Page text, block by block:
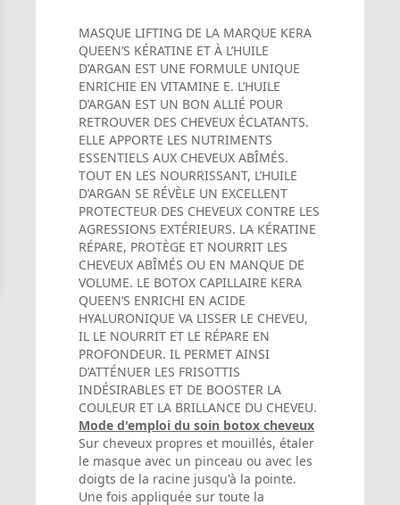
MASQUE LIFTING DE LA MARQUE KERA
QUEEN’S KÉRATINE ET À L’HUILE
D’ARGAN EST UNE FORMULE UNIQUE
ENRICHIE EN VITAMINE E. L’HUILE
D’ARGAN EST UN BON ALLIÉ POUR
RETROUVER DES CHEVEUX ÉCLATANTS.
ELLE APPORTE LES NUTRIMENTS
ESSENTIELS AUX CHEVEUX ABÎMÉS.
TOUT EN LES NOURRISSANT, L’HUILE
D’ARGAN SE RÉVÈLE UN EXCELLENT
PROTECTEUR DES CHEVEUX CONTRE LES
AGRESSIONS EXTÉRIEURS. LA KÉRATINE
RÉPARE, PROTÈGE ET NOURRIT LES
CHEVEUX ABÎMÉS OU EN MANQUE DE
VOLUME. LE BOTOX CAPILLAIRE KERA
QUEEN’S ENRICHI EN ACIDE
HYALURONIQUE VA LISSER LE CHEVEU,
IL LE NOURRIT ET LE RÉPARE EN
PROFONDEUR. IL PERMET AINSI
D’ATTÉNUER LES FRISOTTIS
INDÉSIRABLES ET DE BOOSTER LA
COULEUR ET LA BRILLANCE DU CHEVEU.
Mode d'emploi du soin botox cheveux
Sur cheveux propres et mouillés, étaler
le masque avec un pinceau ou avec les
doigts de la racine jusqu'à la pointe.
Une fois appliquée sur toute la